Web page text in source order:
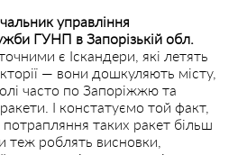
управління
ГУНП в Запорізькій обл.
є Іскандери, які летять
— вони дошкуляють місту,
часто по Запоріжжю та
І констатуємо той факт,
таких ракет більш
теж роблять висновки,